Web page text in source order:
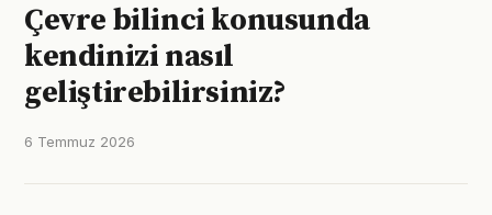
Çevre bilinci konusunda
kendinizi nasıl
geliştirebilirsiniz?
6 Temmuz 2026